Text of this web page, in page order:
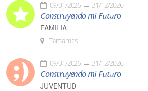
09/01/2026 31/12/2026
Construyendo mi Futuro
FAMILIA
Tamames
09/01/2026 31/12/2026
Construyendo mi Futuro
JUVENTUD